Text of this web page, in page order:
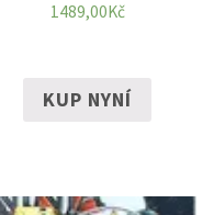
1489,00Kč
KUP NYNÍ